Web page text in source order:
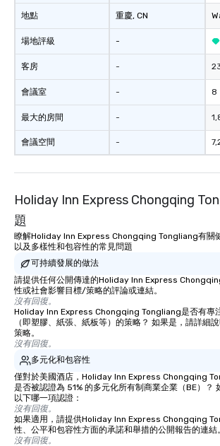
地點
場地評級
客房
會議室
最大的房間
會議空間
重慶, CN
-
-
-
-
-
8
Holiday Inn Express Chongqing
題
瞭解Holiday Inn Express Chongqing Tongliang有關
以及多樣性和包容性的常見問題
可持續發展的做法
請提供任何公開傳達的Holiday Inn Express
性或社會影響目標/策略的評論或連結。
沒有回復。
Holiday Inn Express Chongqing Tongliang是否有專
（即塑膠、紙張、紙板等）的策略？ 如果是，請詳細
策略。
沒有回復。
多元化和包容性
僅對於美國酒店，Holiday Inn Express Chongqing
是否被認證為 51% 的多元化所有制商業企業（BE）？
以下哪一項認證：
沒有回復。
如果適用，請提供Holiday Inn Express Chongqing
性、公平和包容性方面的承諾和舉措的公開報告的連結。
沒有回復。